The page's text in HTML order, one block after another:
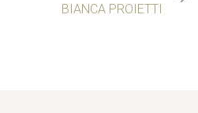
BIANCA PROIETTI